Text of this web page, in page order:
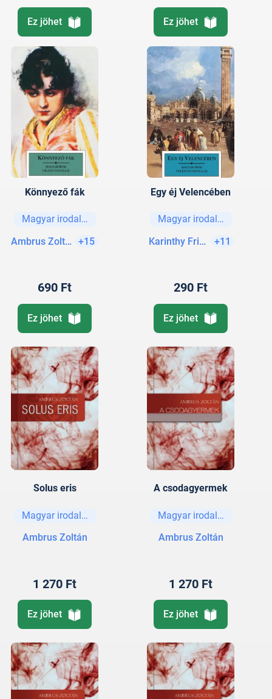
Ez jöhet Ez jöhet
Könnyező fák
Magyar irodalom
Ambrus Zoltán +15
690 Ft
Ez jöhet
Egy éj Velencében
Magyar irodalom
Karinthy Frigyes+11
290 Ft
Ez jöhet
Solus eris
Magyar irodalom
Ambrus Zoltán
1 270 Ft
Ez jöhet
A csodagyermek
Magyar irodalom
Ambrus Zoltán
1 270 Ft
Ez jöhet